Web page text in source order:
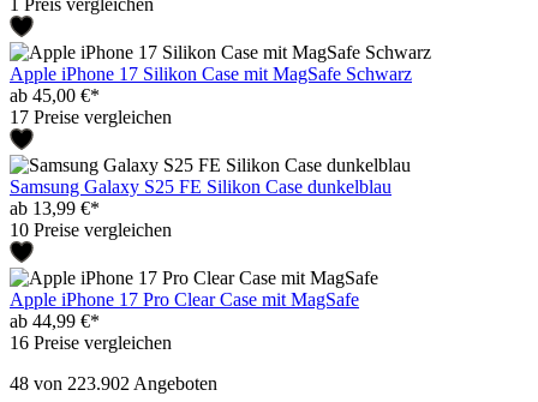
1 Preis vergleichen
Apple iPhone 17 Silikon Case mit MagSafe Schwarz
ab 45,00 €*
17 Preise vergleichen
Samsung Galaxy S25 FE Silikon Case dunkelblau
ab 13,99 €*
10 Preise vergleichen
Apple iPhone 17 Pro Clear Case mit MagSafe
ab 44,99 €*
16 Preise vergleichen
48 von 223.902 Angeboten